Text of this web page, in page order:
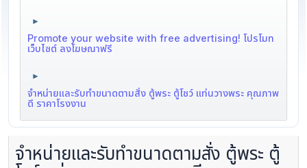
►
Promote your website with free advertising! โปรโมท
เว็บไซต์ ลงโฆษณาฟรี
►
จำหน่ายและรับทำขนาดตามสั่ง ตู้พระ ตู้โชว์ แท่นวางพระ คุณภาพ
ดี ราคาโรงงาน
จำหน่ายและรับทำขนาดตามสั่ง ตู้พระ ตู้